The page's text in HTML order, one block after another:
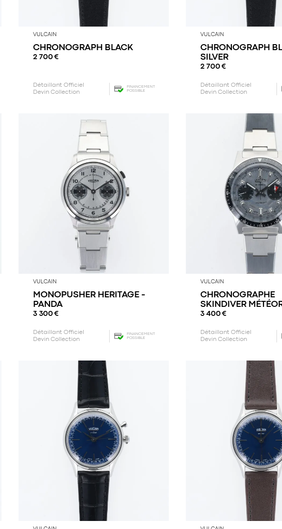
VULCAIN
CHRONOGRAPH BLACK
2 700€
Détaillant Officiel
Devin Collection
FINANCEMENT
POSSIBLE
VULCAIN
CHRONOGRAPH
SILVER
2 700 €
Détaillant Officiel
Devin Collection
VULCAIN
MONOPUSHER HERITAGE -
PANDA
3 300€
Détaillant Officiel
Devin Collection
FINANCEMENT
POSSIBLE
VULCAIN
CHRONOGRAPHE
SKINDIVER
3 400 €
Détaillant Officiel
Devin Collection